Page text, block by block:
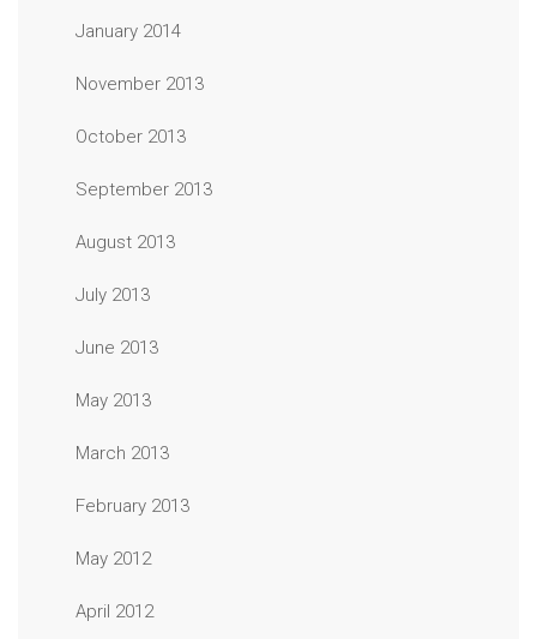
January 2014
November 2013
October 2013
September 2013
August 2013
July 2013
June 2013
May 2013
March 2013
February 2013
May 2012
April 2012